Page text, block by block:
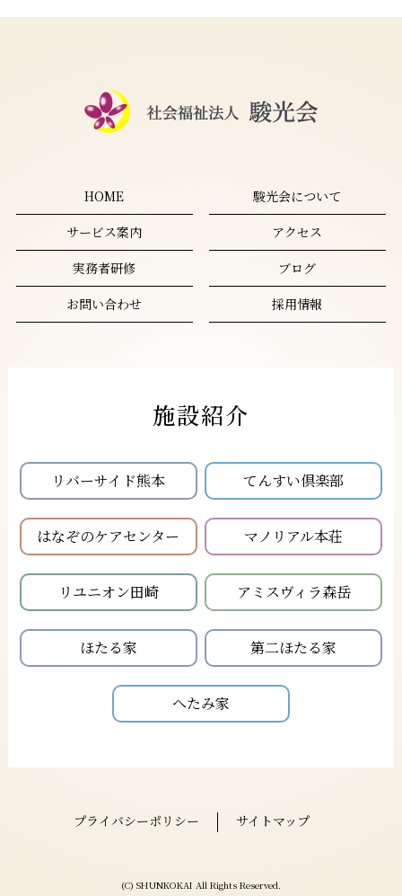
HOME
駿光会について
サービス案内
アクセス
実務者研修
ブログ
お問い合わせ
採用情報
施設紹介
リバーサイド熊本 てんすい倶楽部
はなぞのケアセンター マノリアル本荘
リユニオン田崎 アミスヴィラ森岳
ほたる家 第二ほたる家
へたみ家
プライバシーポリシー サイトマップ
(C) SHUNKOKAI All Rights Reserved.